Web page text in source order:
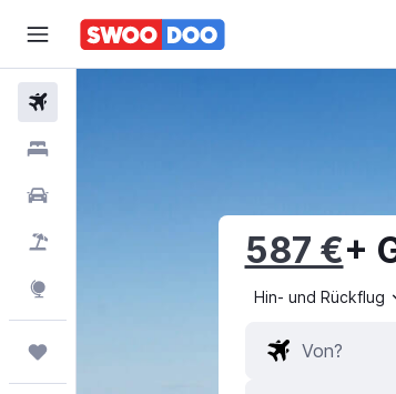
587 €+
Hin- und Rückflug